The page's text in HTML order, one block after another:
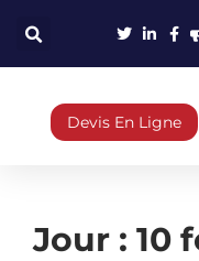
Devis En Ligne
Jour : 10